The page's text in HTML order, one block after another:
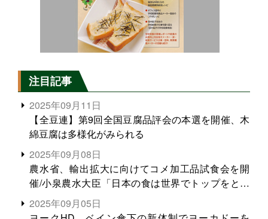
注目記事
2025年09月11日
【全豆連】第9回全国豆腐品評会の本選を開催、木
綿豆腐は多様化がみられる
2025年09月08日
農水省、輸出拡大に向けてコメ加工品試食会を開
催/小泉農水大臣「日本の食は世界でトップをとれ
る。米増産に向けて、米輸出需要の拡大を」
2025年09月05日